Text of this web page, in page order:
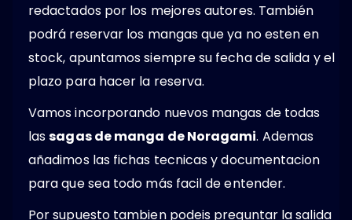
redactados por los mejores autores. También
podrá reservar los mangas que ya no esten en
stock, apuntamos siempre su fecha de salida y el
plazo para hacer la reserva.
Vamos incorporando nuevos mangas de todas
lassagas de manga de Noragami. Ademas
añadimos las fichas tecnicas y documentacion
para que sea todo más facil de entender.
Por supuesto tambien podeis preguntar la salida